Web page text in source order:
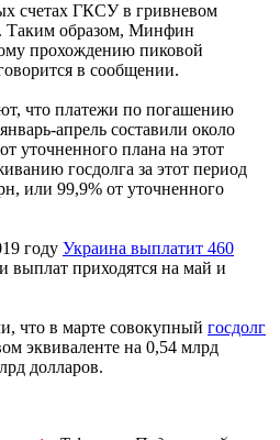
счетах ГКСУ в гривневом
Таким образом, Минфин
прохождению пиковой
в сообщении.
что платежи по погашению
апрель составили около
уточненного плана на этот
госдолга за этот период
или 99,9% от уточненного
году Украина выплатит 460
выплат приходятся на май и
что в марте совокупный госдолг
эквиваленте на 0,54 млрд
долларов.